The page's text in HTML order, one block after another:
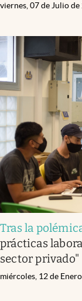
viernes, 07 de Julio de
Tras la
prácticas
sector privado"
miércoles, 12 de